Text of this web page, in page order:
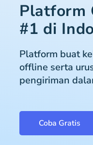
Platform
#1 di
Platform buat
offline serta
pengiriman
Coba Gratis